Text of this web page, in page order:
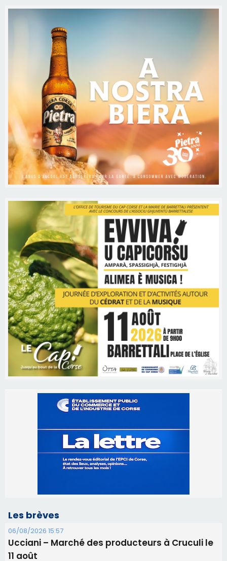
06/08/2026 15:57
Ucciani – Marché des producteurs à Cruculi le
Corte – L’association A Nuciola organise une
projection sous les étoiles
06/08/2026 15:04
Alata - Soirée Tango Argentin au stade de San
Benedetto